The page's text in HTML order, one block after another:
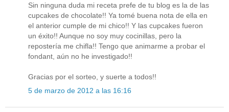
Sin ninguna duda mi receta prefe de tu blog es la de las
cupcakes de chocolate!! Ya tomé buena nota de ella en
el anterior cumple de mi chico!! Y las cupcakes fueron
un éxito!! Aunque no soy muy cocinillas, pero la
repostería me chifla!! Tengo que animarme a probar el
fondant, aún no he investigado!!
Gracias por el sorteo, y suerte a todos!!
5 de marzo de 2012 a las 16:16